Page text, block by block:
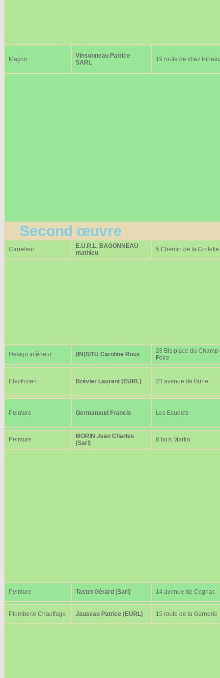
Maçon
Vinsonneau Patrice
SARL
19 route de chez
Second œuvre
Carreleur
E.U.R.L. BAGONNEAU
mathieu
5 Chemin de la Grolette
Design intérieur (IN)SITU Caroline Roux
28 Bis place du Champ
Foire
Electricien Brévier Laurent (EURL) 23 avenue de Burie
Peinture Germanaud Francis Les Ecudets
Peinture
MORIN Jean Charles
(Sarl)
8 bois Martin
Peinture Tastet Gérard (Sarl) 14 avenue de Cognac
Plomberie Chauffage Jauseau Patrice (EURL) 15 route de la Garnerie